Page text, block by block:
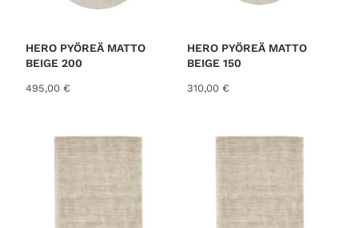
HERO PYÖREÄ MATTO
BEIGE 200
495,00 €
HERO PYÖREÄ MATTO
BEIGE 150
310,00 €